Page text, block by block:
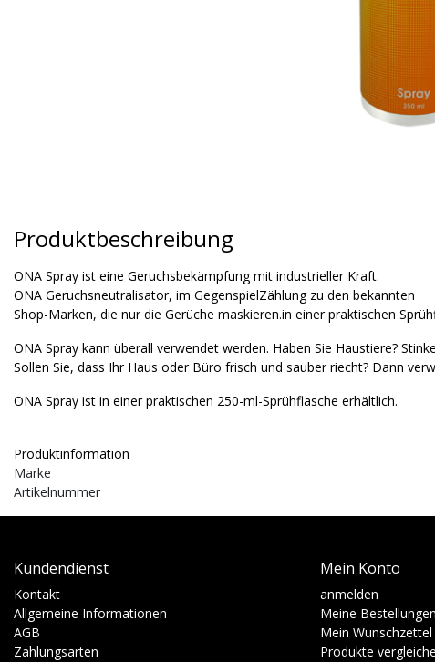
Produktbeschreibung
ONA Spray ist eine Geruchsbekämpfung mit industrieller Kraft.
ONA Geruchsneutralisator, im GegenspielZählung zu den bekannten
Shop-Marken, die nur die Gerüche maskieren.in einer praktischen
ONA Spray kann überall verwendet werden. Haben Sie Haustiere?
Sollen Sie, dass Ihr Haus oder Büro frisch und sauber riecht? Dann
ONA Spray ist in einer praktischen 250-ml-Sprühflasche erhältlich.
Produktinformation
Marke
Artikelnummer
Kundendienst
Kontakt
Allgemeine Informationen
AGB
Zahlungsarten
Mein Konto
anmelden
Meine Bestellungen
Mein Wunschzettel
Produkte